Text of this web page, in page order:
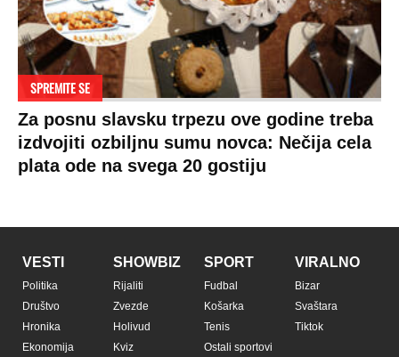
SPREMITE SE
Za posnu slavsku trpezu ove godine treba
izdvojiti ozbiljnu sumu novca: Nečija cela
plata ode na svega 20 gostiju
VESTI
Politika
Društvo
Hronika
Ekonomija
SHOWBIZ
Rijaliti
Zvezde
Holivud
Kviz
SPORT
Fudbal
Košarka
Tenis
Ostali sportovi
VIRALNO
Bizar
Svaštara
Tiktok